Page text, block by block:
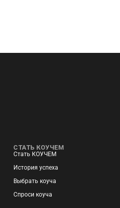
СТАТЬ КОУЧЕМ
Стать КОУЧЕМ
История успеха
Выбрать коуча
Спроси коуча